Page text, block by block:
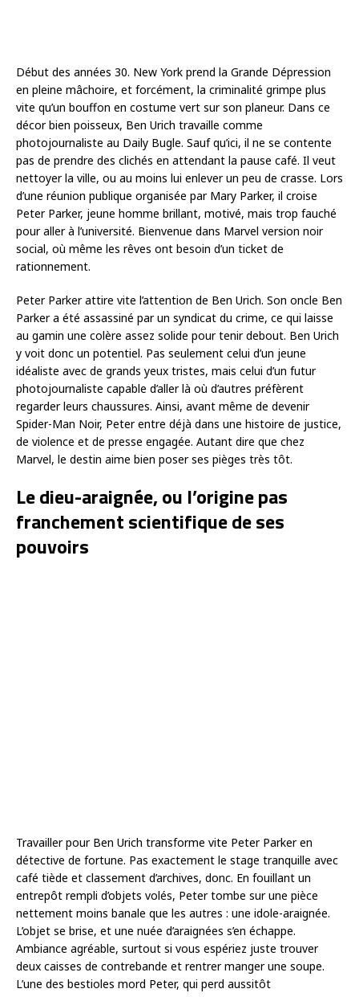
Début des années 30. New York prend la Grande Dépression
en pleine mâchoire, et forcément, la criminalité grimpe plus
vite qu’un bouffon en costume vert sur son planeur. Dans ce
décor bien poisseux, Ben Urich travaille comme
photojournaliste au Daily Bugle. Sauf qu’ici, il ne se contente
pas de prendre des clichés en attendant la pause café. Il veut
nettoyer la ville, ou au moins lui enlever un peu de crasse. Lors
d’une réunion publique organisée par Mary Parker, il croise
Peter Parker, jeune homme brillant, motivé, mais trop fauché
pour aller à l’université. Bienvenue dans Marvel version noir
social, où même les rêves ont besoin d’un ticket de
rationnement.
Peter Parker attire vite l’attention de Ben Urich. Son oncle Ben
Parker a été assassiné par un syndicat du crime, ce qui laisse
au gamin une colère assez solide pour tenir debout. Ben Urich
y voit donc un potentiel. Pas seulement celui d’un jeune
idéaliste avec de grands yeux tristes, mais celui d’un futur
photojournaliste capable d’aller là où d’autres préfèrent
regarder leurs chaussures. Ainsi, avant même de devenir
Spider-Man Noir, Peter entre déjà dans une histoire de justice,
de violence et de presse engagée. Autant dire que chez
Marvel, le destin aime bien poser ses pièges très tôt.
Le dieu-araignée, ou l’origine pas
franchement scientifique de ses
pouvoirs
Travailler pour Ben Urich transforme vite Peter Parker en
détective de fortune. Pas exactement le stage tranquille avec
café tiède et classement d’archives, donc. En fouillant un
entrepôt rempli d’objets volés, Peter tombe sur une pièce
nettement moins banale que les autres : une idole-araignée.
L’objet se brise, et une nuée d’araignées s’en échappe.
Ambiance agréable, surtout si vous espériez juste trouver
deux caisses de contrebande et rentrer manger une soupe.
L’une des bestioles mord Peter, qui perd aussitôt